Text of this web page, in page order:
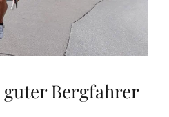
Bergfahrer